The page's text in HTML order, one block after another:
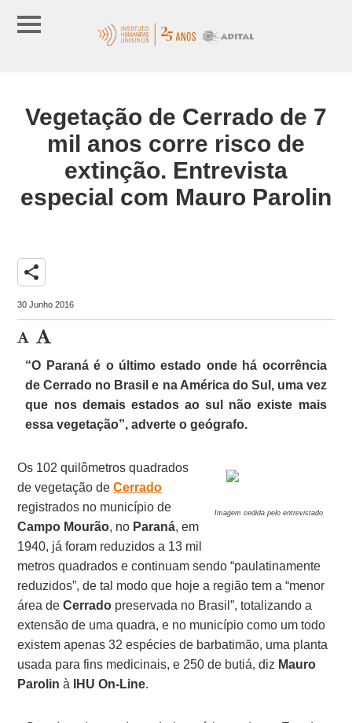
Vegetação de Cerrado de 7
mil anos corre risco de
extinção. Entrevista
especial com Mauro Parolin
share
30 Junho 2016
“O Paraná é o último estado onde há ocorrência
de Cerrado no Brasil e na América do Sul, uma vez
que nos demais estados ao sul não existe mais
essa vegetação”, adverte o geógrafo.
Imagem cedida pelo entrevistado
Os 102 quilômetros quadrados
de vegetação deCerrado
registrados no município de
Campo Mourão, no Paraná, em
1940, já foram reduzidos a 13 mil
metros quadrados e continuam sendo “paulatinamente
reduzidos”, de tal modo que hoje a região tem a “menor
área deCerrado preservada no Brasil”, totalizando a
extensão de uma quadra, e no município como um todo
existem apenas 32 espécies de barbatimão, uma planta
usada para fins medicinais, e 250 de butiá, diz Mauro
Parolin à IHU On-Line.